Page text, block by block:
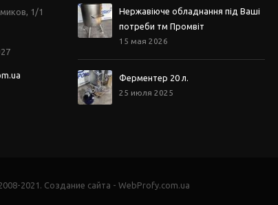
1/1
Нержавіюче обладнання під Ваші
потреби тм Промвіт
15 мая 2026
Ферментер 20 л.
25 июля 2025
2021. Создание сайта - WebProfy.com.ua